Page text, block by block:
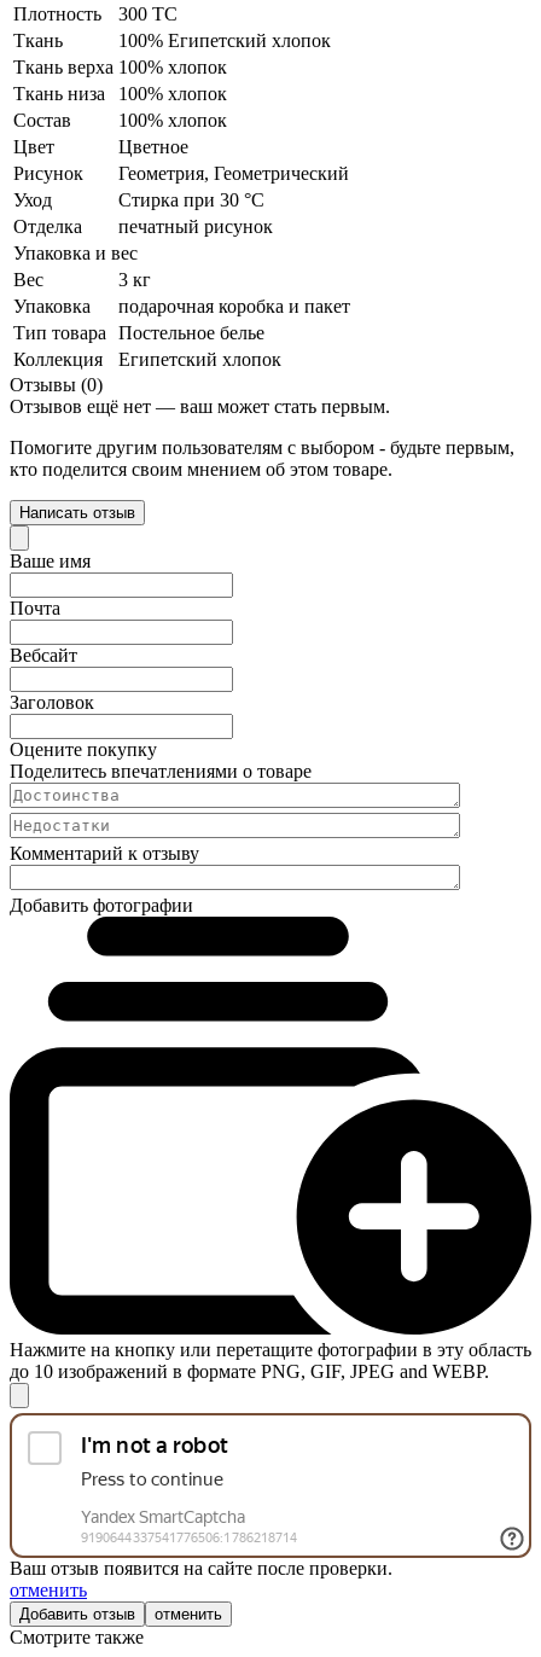
Плотность
300 ТС
Ткань
100% Египетский хлопок
Ткань верха 100% хлопок
Ткань низа
100% хлопок
Состав
100% хлопок
Цвет
Цветное
Рисунок
Геометрия, Геометрический
Уход
Стирка при 30 °С
Отделка
печатный рисунок
Упаковка и вес
Вес
3 кг
Упаковка
подарочная коробка и пакет
Тип товара
Постельное белье
Коллекция
Египетский хлопок
Отзывы (0)
Отзывов ещё нет — ваш может стать первым.
Помогите другим пользователям с выбором - будьте первым,
кто поделится своим мнением об этом товаре.
Написать отзыв
Ваше имя
Почта
Вебсайт
Заголовок
Оцените покупку
Поделитесь впечатлениями о товаре
Комментарий к отзыву
Добавить фотографии
Нажмите на кнопку или перетащите фотографии в эту область
до 10 изображений в формате PNG, GIF, JPEG and WEBP.
Ваш отзыв появится на сайте после проверки.
отменить
отменить
Смотрите также